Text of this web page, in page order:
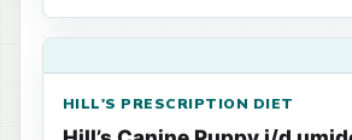
HILL'S PRESCRIPTION DIET